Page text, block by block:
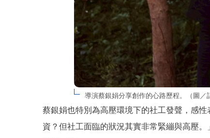
導演蔡銀娟分享創作的心路歷程。（圖／
蔡銀娟也特別為高壓環境下的社工發聲，感
資？但社工面臨的狀況其實非常緊繃與高壓